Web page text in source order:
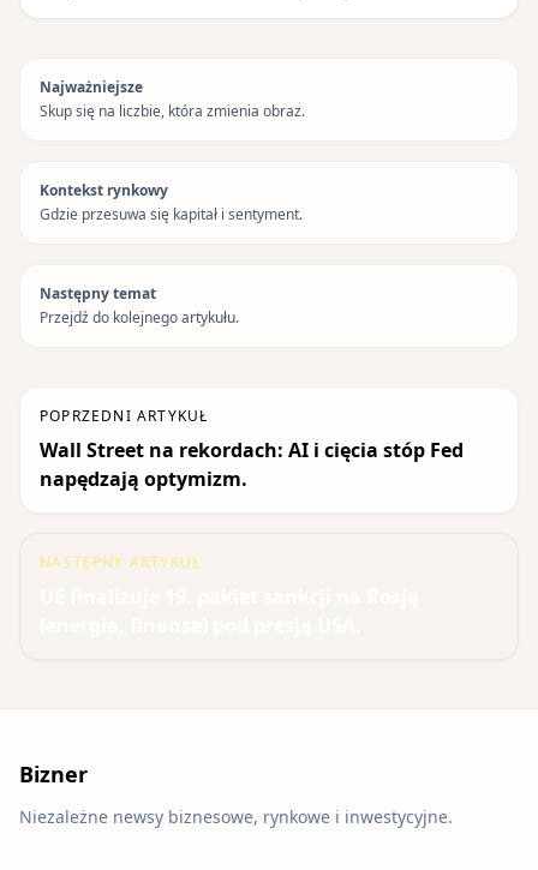
Najważniejsze
Skup się na liczbie, która zmienia obraz.
Kontekst rynkowy
Gdzie przesuwa się kapitał i sentyment.
Następny temat
Przejdź do kolejnego artykułu.
POPRZEDNI ARTYKUŁ
Wall Street na rekordach: AI i cięcia stóp Fed
napędzają optymizm.
NASTĘPNY ARTYKUŁ
Bizner
Niezależne newsy biznesowe, rynkowe i inwestycyjne.